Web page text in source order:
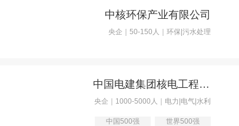
中核环保产业有限公司
央企｜50-150人｜环保|污水处理
中国电建集团核电工程有限公司
央企｜1000-5000人｜电力|电气|水利
中国500强 世界500强